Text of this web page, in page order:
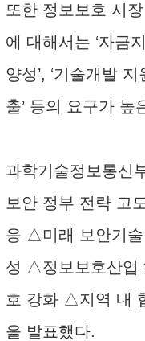
또한 정보보호 시
에 대해서는 ‘자금
양성’, ‘기술개발
출’ 등의 요구가 높
과학기술정보통신
보안 정부 전략 고
응 △미래 보안기
성 △정보보호산업
호 강화 △지역 내
을 발표했다.